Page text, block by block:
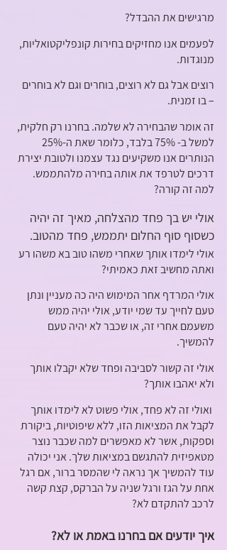
מרגישים את ההבדל?
לפעמים אנו מחזיקים בחירות קונפליקטואליות,
מנוגדות.
רוצים אבל גם לא רוצים, בוחרים וגם לא בוחרים
– בו זמנית.
זה אומר שהבחירה לא שלמה. בחרנו רק חלקית,
הנותרים אנו משקיעים נגד עצמנו ולטובת יצירת
דרכים לטרפד את אותה בחירה מלהתממש.
למה זה קורה?
אולי יש בך פחד מהצלחה, מאיך זה יהיה
כשסוף סוף החלום יתממש, פחד מהטוב.
אולי לימדו אותך שאחרי משהו טוב בא משהו רע
ואתה מחשיב זאת כאמיתי?
אולי המרדף אחר המימוש היה כה מעניין ונתן
טעם לחייך עד שמי יודע, אולי יהיה ממש
משעמם אחרי זה, או שכבר לא יהיה טעם
להמשיך.
אולי זה קשור לסביבה ופחד שלא יקבלו אותך
ולא יאהבו אותך?
ואולי זה לא פחד, אולי פשוט לא לימדו אותך
לקבל את המציאות הזו, ללא שיפוטיות, ביקורת
וספקות, אשר לא מאפשרים למה שכבר נוצר
מטאפיזית להתגשם במציאות שלך. אני יכולה
עוד להמשיך אך נראה לי שהמסר ברור, אם רגל
אחת על הגז ורגל שניה על הברקס, קצת קשה
לרכב להתקדם לא?
איך יודעים אם בחרנו באמת או לא?